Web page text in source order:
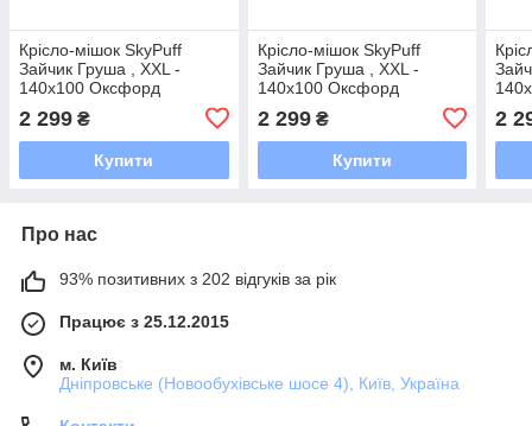
Крісло-мішок SkyPuff
Зайчик Груша , XXL -
140х100 Оксфорд
600D.PU.WR 111 Жовтий
2 299 ₴
Купити
Крісло-мішок SkyPuff
Зайчик Груша , XXL -
140х100 Оксфорд
Гірчичний
2 299₴
Купити
2
Про нас
93% позитивних з 202 відгуків за рік
Працює з 25.12.2015
м. Київ
Дніпровське (Новообухівське шосе 4), Київ, Україна